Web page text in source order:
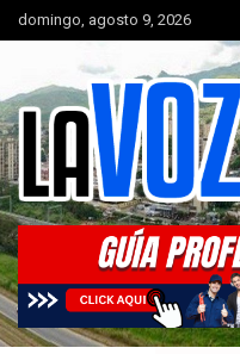
Saltar
al
domingo, agosto 9, 2026
La Voz del
Portal de noticias